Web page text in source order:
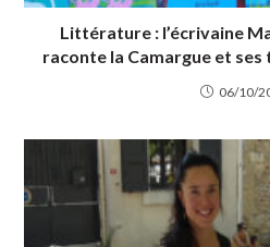
Littérature : l’écrivaine
raconte la Camargue et
06/10/